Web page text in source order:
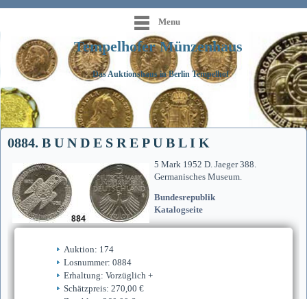
Menu
Tempelhofer Münzenhaus
Das Auktionshaus in Berlin Tempelhof
0884. B U N D E S R E P U B L I K
5 Mark 1952 D. Jaeger 388.
Germanisches Museum.
Bundesrepublik
Katalogseite
Auktion: 174
Losnummer: 0884
Erhaltung: Vorzüglich +
Schätzpreis: 270,00 €